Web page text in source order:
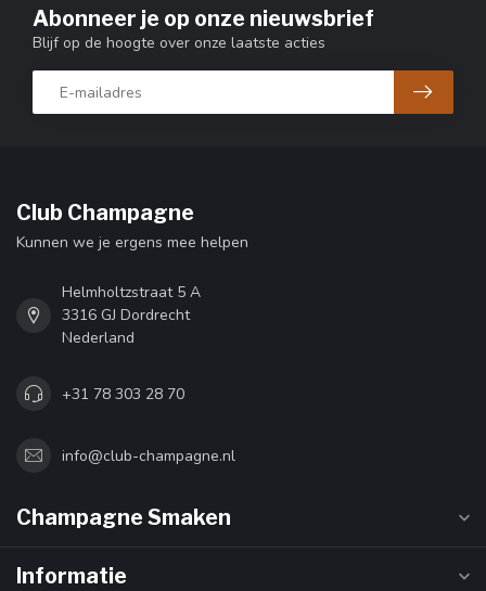
Abonneer je op onze nieuwsbrief
Blijf op de hoogte over onze laatste acties
Club Champagne
Kunnen we je ergens mee helpen
Helmholtzstraat 5 A
3316 GJ Dordrecht
Nederland
+31 78 303 28 70
info@club-champagne.nl
Champagne Smaken
Informatie